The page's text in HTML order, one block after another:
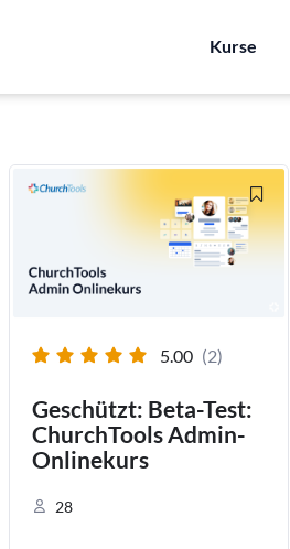
Kurse
5.00 (2)
Geschützt: Beta-Test:
ChurchTools Admin-
Onlinekurs
28